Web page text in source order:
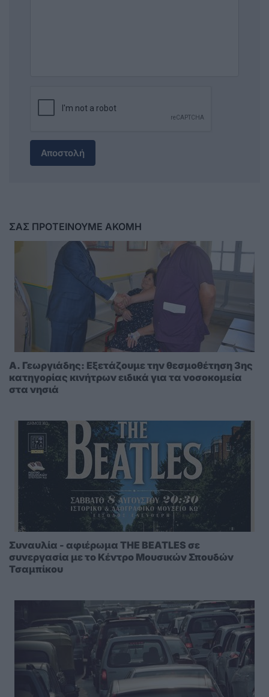
Αποστολή
ΣΑΣ ΠΡΟΤΕΙΝΟΥΜΕ ΑΚΟΜΗ
A. Γεωργιάδης: Eξετάζουμε την θεσμοθέτηση 3ης
κατηγορίας κινήτρων ειδικά για τα νοσοκομεία
στα νησιά
Συναυλία - αφιέρωμα THE BEATLES σε
συνεργασία με το Κέντρο Μουσικών Σπουδών
Τσαμπίκου